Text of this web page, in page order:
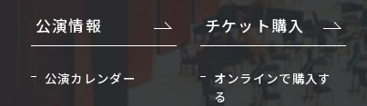
公演情報
公演カレンダー
チケット購入
オンラインで購入す
る